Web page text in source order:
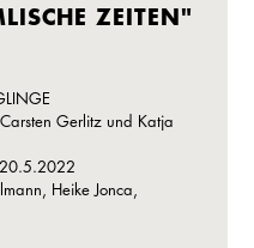
ZEITEN"
Gerlitz und Katja
Heike Jonca,